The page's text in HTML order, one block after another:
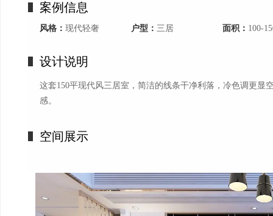
案例信息
风格： 现代轻奢 户型： 三居 面积： 100-
设计说明
这套150平现代风三居室，简洁的线条干净利落，冷色调更
感。​
空间展示